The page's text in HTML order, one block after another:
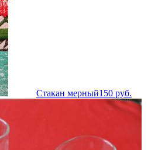
Стакан мерный150 руб.